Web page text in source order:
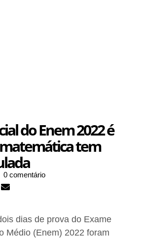
do Enem 2022 é
tem
0 comentário
dias de prova do Exame
Médio (Enem) 2022 foram